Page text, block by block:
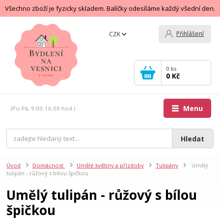
Všechno zboží je fyzicky skladem. Balíčky odesíláme každý všední den.
Menu
CZK Přihlášení
Hledat
(Po-Pá, 9:00-16:00 hod.)
0 ks
0 Kč
Úvod Domácnost Umělé květiny a přízdoby Tulipány
Umělý
tulipán - růžový s bílou špičkou
Umělý tulipán - růžový s bílou
špičkou